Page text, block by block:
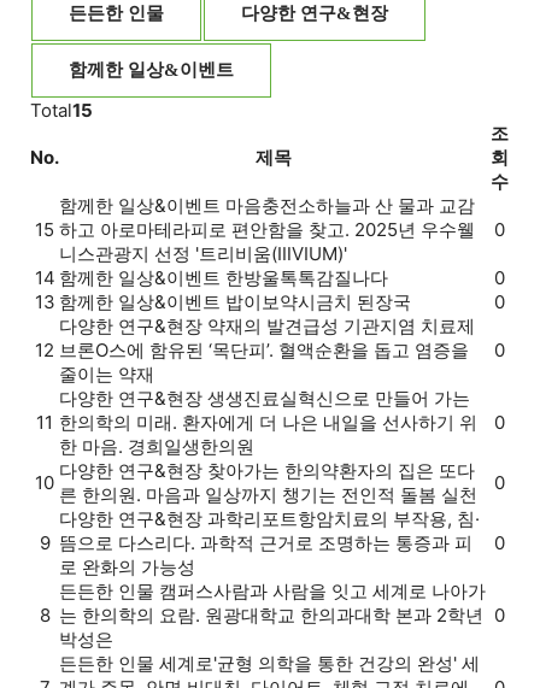
든든한 인물 다양한 연구&현장
함께한 일상&이벤트
Total15
No. 제목
조
회
수
15
함께한 일상&이벤트 마음충전소하늘과 산 물과 교감
하고 아로마테라피로 편안함을 찾고. 2025년 우수웰
니스관광지 선정 '트리비움(ⅢVIUM)'
0
14 함께한 일상&이벤트 한방울톡톡감질나다
0
13 함께한 일상&이벤트 밥이보약시금치 된장국 0
12
다양한 연구&현장 약재의 발견급성 기관지염 치료제
브론O스에 함유된 ‘목단피’. 혈액순환을 돕고 염증을
줄이는 약재
0
11
다양한 연구&현장 생생진료실혁신으로 만들어 가는
한의학의 미래. 환자에게 더 나은 내일을 선사하기 위
한 마음. 경희일생한의원
0
10
다양한 연구&현장 찾아가는 한의약환자의 집은 또다
른 한의원. 마음과 일상까지 챙기는 전인적 돌봄 실천
0
9
다양한 연구&현장 과학리포트항암치료의 부작용, 침·
뜸으로 다스리다. 과학적 근거로 조명하는 통증과 피
로 완화의 가능성
0
8
든든한 인물 캠퍼스사람과 사람을 잇고 세계로 나아가
는 한의학의 요람. 원광대학교 한의과대학 본과 2학년
박성은
0
든든한 인물 세계로'균형 의학을 통한 건강의 완성' 세